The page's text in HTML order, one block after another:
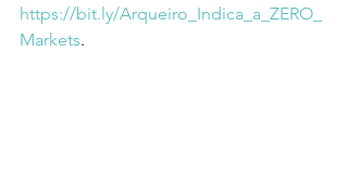
https://bit.ly/Arqueiro_Indica_a_ZERO_
Markets.